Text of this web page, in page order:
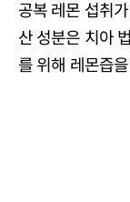
공복 레몬 섭취
산 성분은 치아
를 위해 레몬즙